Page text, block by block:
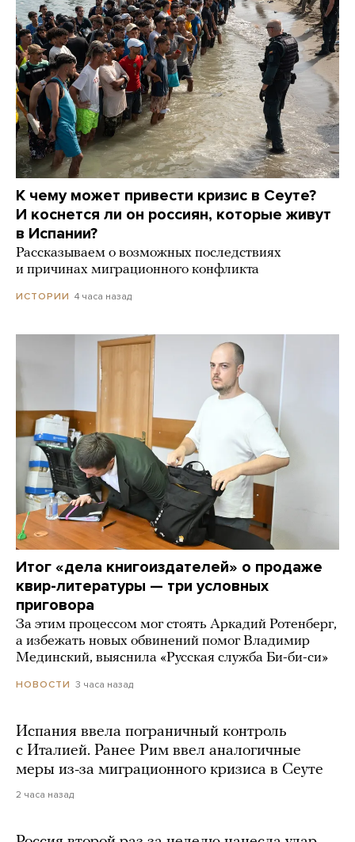
К чему может привести кризис в Сеуте?
И коснется ли он россиян, которые живут
в Испании?
Рассказываем о возможных последствиях
и причинах миграционного конфликта
ИСТОРИИ 4 часа назад
Итог «дела книгоиздателей» о продаже
квир-литературы — три условных
приговора
За этим процессом мог стоять Аркадий Ротенберг,
а избежать новых обвинений помог Владимир
Мединский, выяснила «Русская служба Би-би-си»
НОВОСТИ 3 часа назад
Испания ввела пограничный контроль
с Италией. Ранее Рим ввел аналогичные
меры из-за миграционного кризиса в Сеуте
2 часа назад